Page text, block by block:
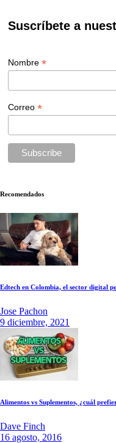
Suscríbete a
Nombre*
Correo*
Recomendados
Edtech en Colombia, el sector digital
Jose Pachon
9 diciembre, 2021
Alimentos vs Suplementos, ¿cuál
Dave Finch
16 agosto, 2016